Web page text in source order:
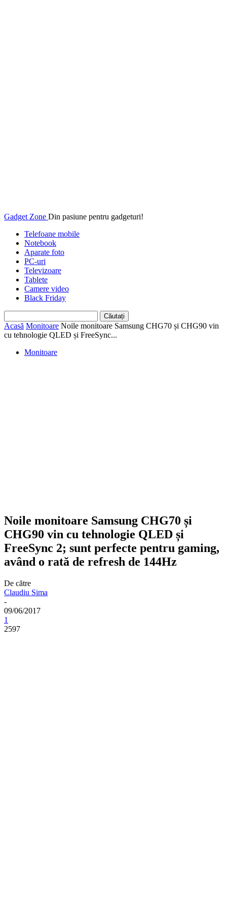
Gadget Zone Din pasiune pentru gadgeturi!
Telefoane mobile
Notebook
Aparate foto
PC-uri
Televizoare
Tablete
Camere video
Black Friday
Acasă Monitoare Noile monitoare Samsung CHG70 și CHG90 vin
cu tehnologie QLED și FreeSync...
Monitoare
Noile monitoare Samsung CHG70 și
CHG90 vin cu tehnologie QLED și
FreeSync 2; sunt perfecte pentru gaming,
având o rată de refresh de 144Hz
De către
Claudiu Sima
-
09/06/2017
1
2597